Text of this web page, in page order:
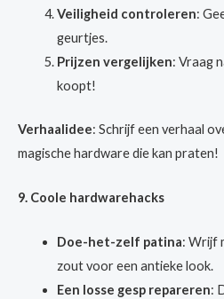
Veiligheid controleren:
geurtjes.
Prijzen vergelijken: Vraag
koopt!
Verhaalidee: Schrijf een verhaal
magische hardware die kan praten!
9. Coole hardwarehacks
Doe-het-zelf patina: Wrijf
zout voor een antieke look.
Een losse gesp repareren: